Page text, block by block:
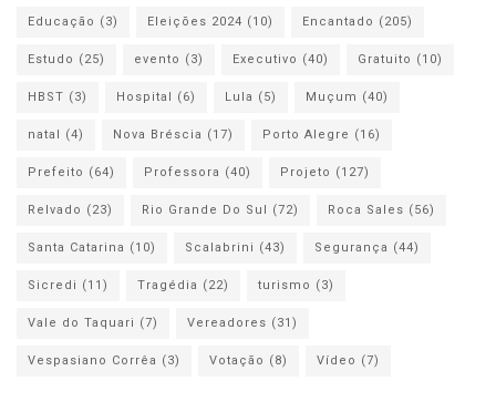
Educação (3) Eleições 2024 (10) Encantado (205)
Estudo (25) evento (3) Executivo (40) Gratuito (10)
HBST (3) Hospital (6) Lula (5) Muçum (40)
natal (4) Nova Bréscia (17) Porto Alegre (16)
Prefeito (64) Professora (40) Projeto (127)
Relvado (23) Rio Grande Do Sul (72) Roca Sales (56)
Santa Catarina (10) Scalabrini (43) Segurança (44)
Sicredi (11) Tragédia (22) turismo (3)
Vale do Taquari (7) Vereadores (31)
Vespasiano Corrêa (3) Votação (8) Vídeo (7)